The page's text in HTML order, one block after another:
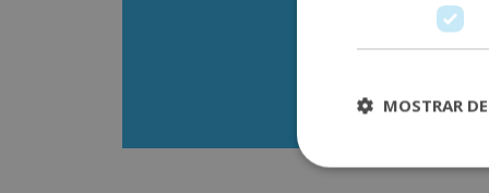
MOSTRAR